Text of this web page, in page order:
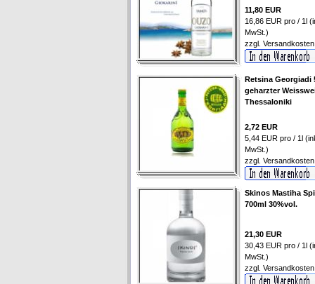
11,80 EUR
16,86 EUR pro / 1l
MwSt.)
zzgl. Versandkosten
Retsina Georgiadi
geharzter
Thessaloniki
2,72 EUR
5,44 EUR pro / 1l
MwSt.)
zzgl. Versandkosten
Skinos Mastiha
700ml 30%vol.
21,30 EUR
30,43 EUR pro / 1l
MwSt.)
zzgl. Versandkosten